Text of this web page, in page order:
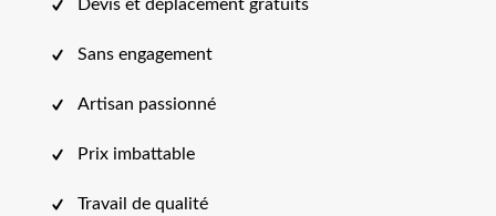
Devis et déplacement gratuits
Sans engagement
Artisan passionné
Prix imbattable
Travail de qualité